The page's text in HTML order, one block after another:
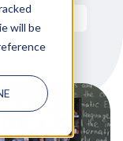
will be
DE IDIOMAS
2024